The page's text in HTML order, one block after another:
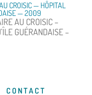
CROISIC — HÔPITAL
— 2009
AU CROISIC –
GUÉRANDAISE –
C O N T A C T